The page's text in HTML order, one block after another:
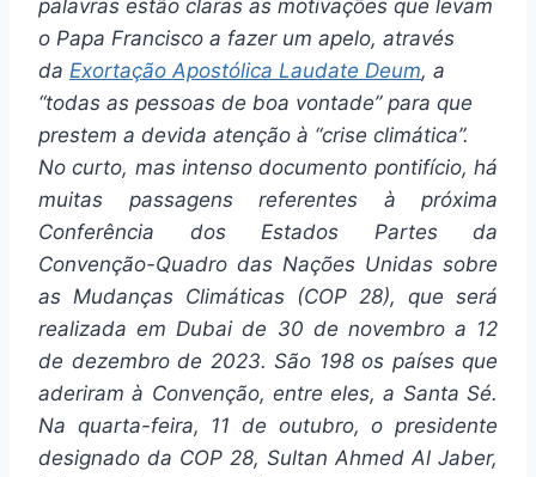
palavras estão claras as motivações que levam
o Papa Francisco a fazer um apelo, através
da Exortação Apostólica Laudate Deum, a
“todas as pessoas de boa vontade” para que
prestem a devida atenção à “crise climática”.
No curto, mas intenso documento pontifício, há
muitas passagens referentes à próxima
Conferência dos Estados Partes da
Convenção-Quadro das Nações Unidas sobre
as Mudanças Climáticas (COP 28), que será
realizada em Dubai de 30 de novembro a 12
de dezembro de 2023. São 198 os países que
aderiram à Convenção, entre eles, a Santa Sé.
Na quarta-feira, 11 de outubro, o presidente
designado da COP 28, Sultan Ahmed Al Jaber,